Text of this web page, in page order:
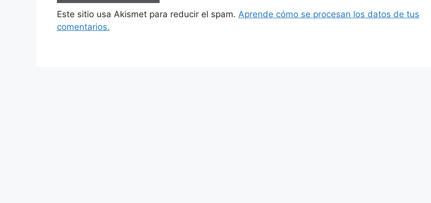
Este sitio usa Akismet para reducir el spam. Aprende cómo se procesan los datos de tus
comentarios.